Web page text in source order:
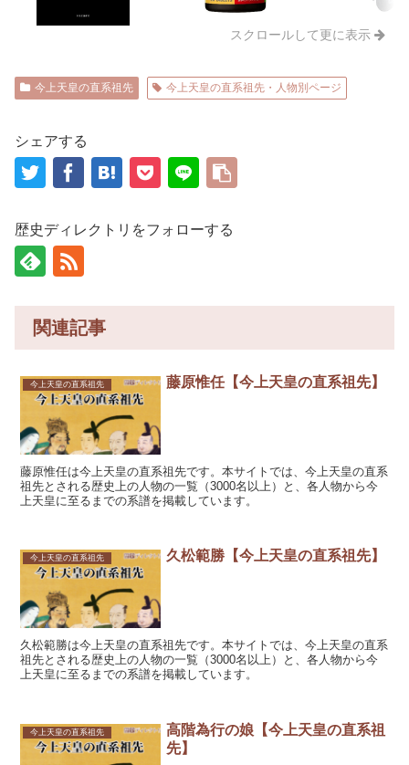
スクロールして更に表示
今上天皇の直系祖先 今上天皇の直系祖先・人物別ページ
シェアする
歴史ディレクトリをフォローする
関連記事
今上天皇の直系祖先 藤原惟任【今上天皇の直系祖先】
藤原惟任は今上天皇の直系祖先です。本サイトでは、今上天皇の直系
祖先とされる歴史上の人物の一覧（3000名以上）と、各人物から今
上天皇に至るまでの系譜を掲載しています。
今上天皇の直系祖先 久松範勝【今上天皇の直系祖先】
久松範勝は今上天皇の直系祖先です。本サイトでは、今上天皇の直系
祖先とされる歴史上の人物の一覧（3000名以上）と、各人物から今
上天皇に至るまでの系譜を掲載しています。
今上天皇の直系祖先
高階為行の娘【今上天皇の直系祖
先】